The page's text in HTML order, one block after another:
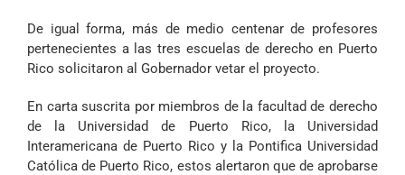
De igual forma, más de medio centenar de profesores
pertenecientes a las tres escuelas de derecho en Puerto
Rico solicitaron al Gobernador vetar el proyecto.
En carta suscrita por miembros de la facultad de derecho
de la Universidad de Puerto Rico, la Universidad
Interamericana de Puerto Rico y la Pontifica Universidad
Católica de Puerto Rico, estos alertaron que de aprobarse